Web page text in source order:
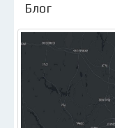
Блог